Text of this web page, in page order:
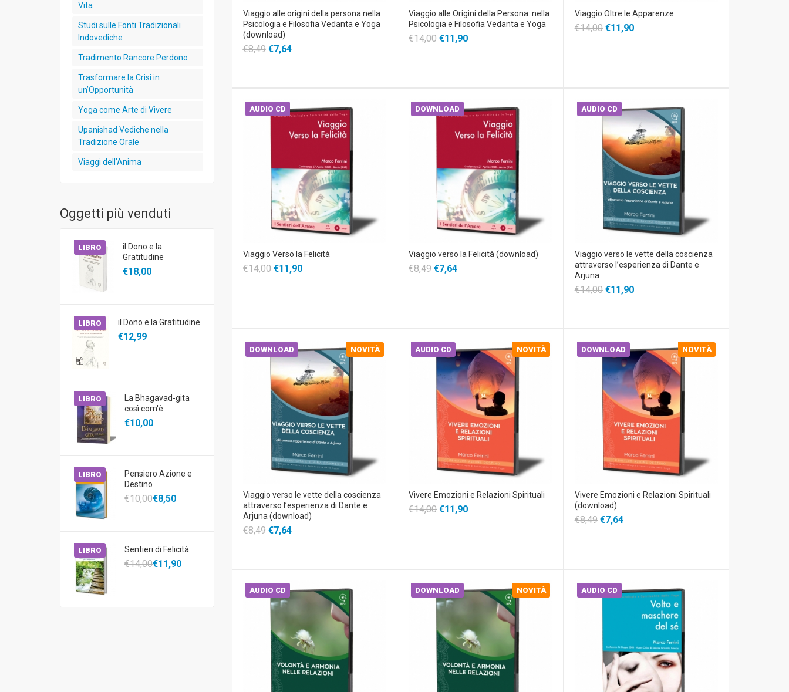
Vita
Studi sulle Fonti Tradizionali
Indovediche
Tradimento Rancore Perdono
Trasformare la Crisi in
un’Opportunità
Yoga come Arte di Vivere
Upanishad Vediche nella
Tradizione Orale
Viaggi dell’Anima
Oggetti più venduti
LIBRO
il Dono e la
Gratitudine
€18,00
LIBRO il Dono e la Gratitudine
€12,99
LIBRO
La Bhagavad-gita
così com'è
€10,00
LIBRO
Pensiero Azione e
Destino
€10,00€8,50
LIBRO Sentieri di Felicità
€14,00€11,90
Viaggio alle origini della persona nella
Psicologia e Filosofia Vedanta e Yoga
(download)
€8,49 €7,64
Viaggio alle Origini della Persona: nella
Psicologia e Filosofia Vedanta e Yoga
€14,00 €11,90
Viaggio Oltre le Apparenze
€14,00 €11,90
AUDIO CD
Viaggio Verso la Felicità
€14,00 €11,90
DOWNLOAD
Viaggio verso la Felicità (download)
€8,49 €7,64
AUDIO CD
Viaggio verso le vette della coscienza
attraverso l’esperienza di Dante e
Arjuna
€14,00 €11,90
DOWNLOAD NOVITÀ
Viaggio verso le vette della coscienza
attraverso l’esperienza di Dante e
Arjuna (download)
€8,49 €7,64
AUDIO CD NOVITÀ
Vivere Emozioni e Relazioni Spirituali
€14,00 €11,90
DOWNLOAD NOVITÀ
Vivere Emozioni e Relazioni Spirituali
(download)
€8,49 €7,64
AUDIO CD DOWNLOAD NOVITÀ AUDIO CD